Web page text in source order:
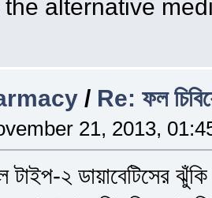
alternative
/ Re: ফল
21, 2013,
টাইপ-২ ডায়াবেটিসের